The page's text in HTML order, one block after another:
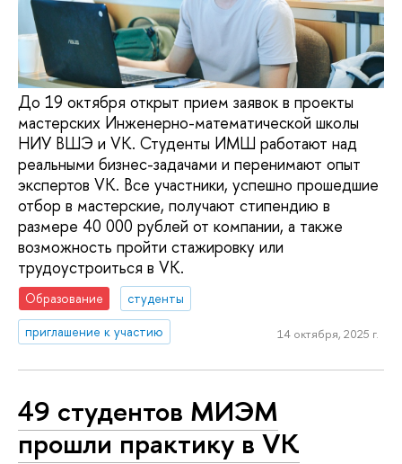
До 19 октября открыт прием заявок в проекты
мастерских Инженерно-математической школы
НИУ ВШЭ и VK. Студенты ИМШ работают над
реальными бизнес-задачами и перенимают опыт
экспертов VK. Все участники, успешно прошедшие
отбор в мастерские, получают стипендию в
размере 40 000 рублей от компании, а также
возможность пройти стажировку или
трудоустроиться в VK.
Образование
студенты
приглашение к участию
14 октября, 2025 г.
49 студентов МИЭМ
прошли практику в VK